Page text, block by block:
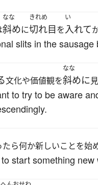
なな
斜めに
きれめ
切れ目を
い
入れて
slits in the
文化や価値観を
なな
斜めに
to try to be aware
ら何か新しいことを始
start something